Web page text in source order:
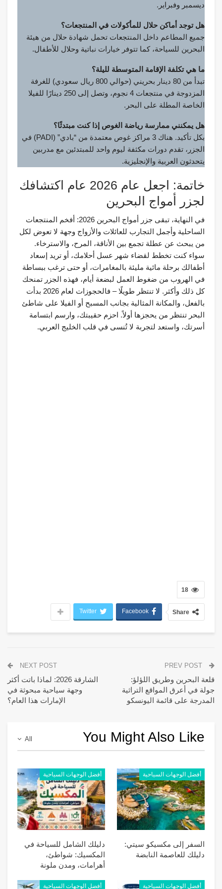
ديسمبر وفبراير.
هل توجد أماكن حلال للمأكولات في المنتجعات؟
جميع المطاعم داخل المنتجعات تحمل شهادة حلال من هيئة
البحرين للسياحة، كما تتوفر خيارات نباتية وحلال للأطفال.
ما هي تكلفة الإقامة المتوسطة لليلة؟
تبدأ من 80 دينار بحريني (حوالي 800 ريال سعودي) للغرفة
المزدوجة في منتجعات 4 نجوم، وتصل إلى 250 دينارًا للفيلا
الخاصة المطلة على البحر.
هل يمكنني ممارسة رياضة الغوص إذا كنت مبتدئًا؟
بكل تأكيد. هناك 3 مراكز غوص معتمدة من “بادي” (PADI) في
الجزر، تقدم دورات مكثفة ليوم واحد للمبتدئين مع مدربين
يتحدثون العربية والإنجليزية.
خاتمة: اجعل عام 2026 عام اكتشافك
لجزر أمواج البحرين
في النهاية، تبقى جزر أمواج البحرين 2026: أفخم المنتجعات
الساحلية وأجمل التجارب للعائلات والأزواج وجهة لا تعوض لكل
من يبحث عن عطلة تجمع بين الأناقة، المرح، والاسترخاء.
سواء كنت تخطط لقضاء شهر عسل أحلامك، أو تريد إسعاد
أطفالك برحلة مائية مليئة بالمغامرات، أو حتى ترغب ببساطة
في الهروب من ضغوط العمل لبضعة أيام، فهذه الجزر تمنحك
كل ذلك وأكثر. لا تنتظر طويلًا – فالحجوزات لعام 2026 بدأت
بالفعل، والمكانة المثالية بجانب المسبح أو الفيلا على شاطئ
البحر تنتظر من يحجزها أولاً. احزم حقيبتك، وارسم ابتسامة
أسرتك، واستعد لتجربة لا تُنسى في قلب الخليج العربي.
18
Share
Facebook
Twitter
قلعة البحرين وطريق اللؤلؤ:
جولة في أعرق المواقع التراثية
المدرجة على قائمة اليونسكو
NEXT POST
الشارقة 2026: لماذا باتت أكثر
وجهة سياحية مبحوثة في
الإمارات هذا العام؟
All You Might Also Like
أفضل الوجهات السياحية
السفر إلى مكسيكو سيتي:
دليلك للعاصمة النابضة
أفضل الوجهات السياحية
دليلك الشامل للسياحة في
المكسيك: شواطئ،
أهرامات، ومدن ملونة
أفضل الوجهات السياحية أفضل الوجهات السياحية